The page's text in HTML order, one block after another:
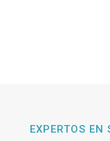
EXPERTOS EN